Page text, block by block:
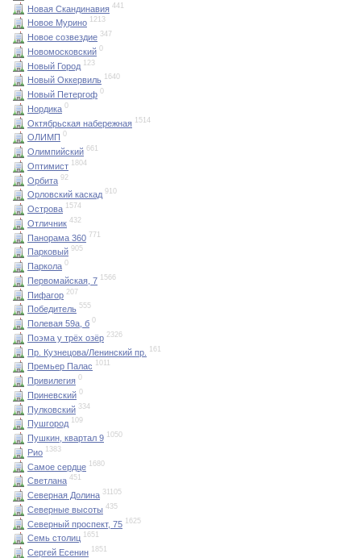
Новая Скандинавия 441
Новое Мурино 1213
Новое созвездие 347
Новомосковский 0
Новый Город 123
Новый Оккервиль 1640
Новый Петергоф 0
Нордика 0
Октябрьская набережная 1514
ОЛИМП 0
Олимпийский 661
Оптимист 1804
Орбита 92
Орловский каскад 910
Острова 1574
Отличник 432
Панорама 360 771
Парковый 905
Паркола 0
Первомайская, 7 1566
Пифагор 207
Победитель 555
Полевая 59а, б 0
Поэма у трёх озёр 2326
Пр. Кузнецова/Ленинский пр. 161
Премьер Палас 1011
Привилегия 0
Приневский 0
Пулковский 334
Пушгород 109
Пушкин, квартал 9 1050
Рио 1383
Самое сердце 1680
Светлана 451
Северная Долина 31105
Северные высоты 435
Северный проспект, 75 1625
Семь столиц 1651
Сергей Есенин 1851